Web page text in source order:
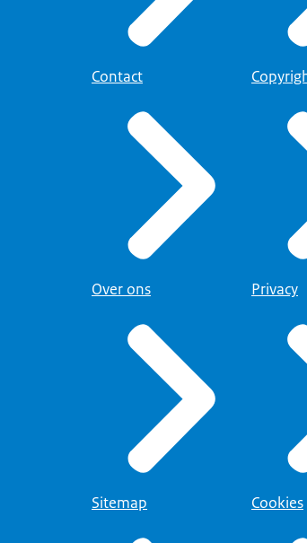
Contact
Over ons
Sitemap
Privacy
Cookies